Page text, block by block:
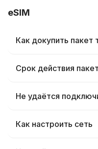
eSIM
Как докупить пакет
Срок действия
Не удаётся
Как настроить сеть